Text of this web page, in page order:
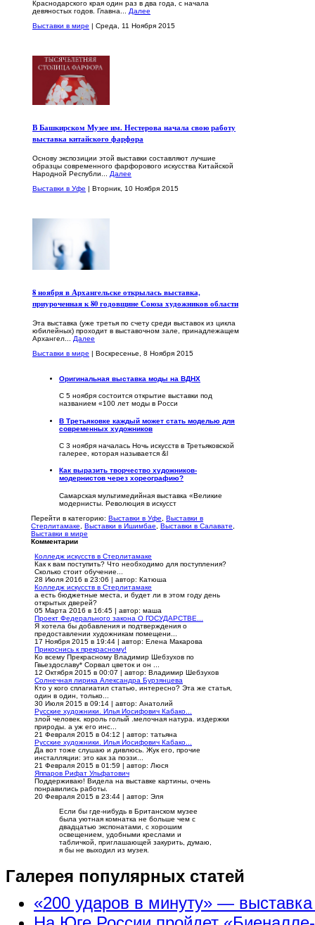
Краснодарского края один раз в два года, с начала
девяностых годов. Главна... Далее
Выставки в мире | Среда, 11 Ноября 2015
В Башкирском Музее им. Нестерова начала свою работу
выставка китайского фарфора
Основу экспозиции этой выставки составляют лучшие
образцы современного фарфорового искусства Китайской
Народной Республи... Далее
Выставки в Уфе | Вторник, 10 Ноября 2015
8 ноября в Архангельске открылась выставка,
приуроченная к 80 годовщине Союза художников области
Эта выставка (уже третья по счету среди выставок из цикла
юбилейных) проходит в выставочном зале, принадлежащем
Архангел... Далее
Выставки в мире | Воскресенье, 8 Ноября 2015
Оригинальная выставка моды на ВДНХ
С 5 ноября состоится открытие выставки под
названием «100 лет моды в Росси
В Третьяковке каждый может стать моделью для
современных художников
С 3 ноября началась Ночь искусств в Третьяковской
галерее, которая называется &l
Как выразить творчество художников-
модернистов через хореографию?
Самарская мультимедийная выставка «Великие
модернисты. Революция в искусст
Перейти в категорию: Выставки в Уфе
Выставки в
Стерлитамаке
Выставки в Ишимбае Выставки в Салавате
Выставки в мире
Комментарии
Колледж искусств в Стерлитамаке
Как к вам поступить? Что необходимо для поступления?
Сколько стоит обучение...
28 Июля 2016 в 23:06 | автор: Катюша
Колледж искусств в Стерлитамаке
а есть бюджетные места, и будет ли в этом году день
открытых дверей?
05 Марта 2016 в 16:45 | автор: маша
Проект Федерального закона О ГОСУДАРСТВЕ...
Я хотела бы добавления и подтверждения о
предоставлении художникам помещени...
17 Ноября 2015 в 19:44 | автор: Елена Макарова
Прикоснись к прекрасному!
Ко всему Прекрасному Владимир Шебзухов по
Гвьездославу* Сорвал цветок и он ...
12 Октября 2015 в 00:07 | автор: Владимир Шебзухов
Солнечная лирика Александра Бурзянцева
Кто у кого сплагиатил статью, интересно? Эта же статья,
один в один, только...
30 Июля 2015 в 09:14 | автор: Анатолий
Русские художники. Илья Иосифович Кабако...
злой человек. король голый .мелочная натура. издержки
природы. а уж его инс...
21 Февраля 2015 в 04:12 | автор: татьяна
Русские художники. Илья Иосифович Кабако...
Да вот тоже слушаю и дивлюсь. Жук его, прочие
инсталляции: это как за поэзи...
21 Февраля 2015 в 01:59 | автор: Люся
Яппаров Рифат Ульфатович
Поддерживаю! Видела на выставке картины, очень
понравились работы.
20 Февраля 2015 в 23:44 | автор: Эля
Если бы где-нибудь в Британском музее
была уютная комнатка не больше чем с
двадцатью экспонатами, с хорошим
освещением, удобными креслами и
табличкой, приглашающей закурить, думаю,
я бы не выходил из музея.
Галерея популярных статей
«200 ударов в минуту» —